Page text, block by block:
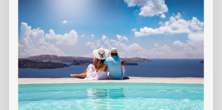
01.11.-23.12.2026
322 €
Polupansion
Terme Čatež - Hotel Terme - Termalni odmor
2 NOĆI 2 OSOBE